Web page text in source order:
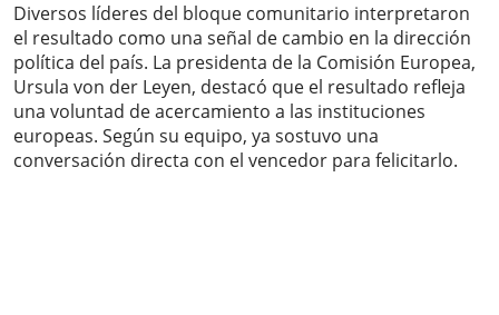
Diversos líderes del bloque comunitario interpretaron
el resultado como una señal de cambio en la dirección
política del país. La presidenta de la Comisión Europea,
Ursula von der Leyen, destacó que el resultado refleja
una voluntad de acercamiento a las instituciones
europeas. Según su equipo, ya sostuvo una
conversación directa con el vencedor para felicitarlo.